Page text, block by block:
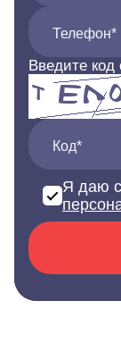
Телефон*
Введите код
Код*
Я даю